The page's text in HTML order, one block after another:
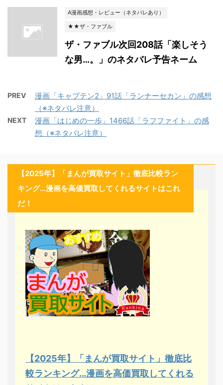
A漫画感想・レビュー（ネタバレあり）
★★ザ・ファブル
ザ・ファブル次回208話「楽しそう
な男…。」のネタバレ予告ネーム
PREV
漫画「キャプテン2」91話「ランナーセカン」の感想
（※ネタバレ注意）
NEXT
漫画「はじめの一歩」1466話「ラフファイト」の感
想（※ネタバレ注意）
【2025年】「まんが買取サイト」徹底比較ラン
キング…漫画を高価買取してくれるサイトはこれ
だ！
【2025年】「まんが買取サイト」徹底比
較ランキング…漫画を高価買取してくれる